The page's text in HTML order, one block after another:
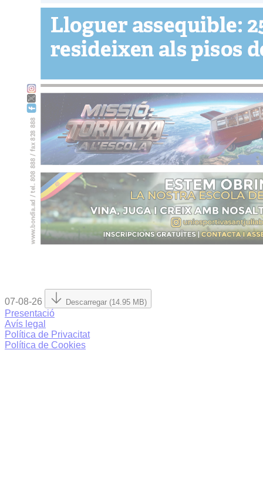
07-08-26 Descarregar (14.95 MB)
Presentació
Avís legal
Política de Privacitat
Política de Cookies